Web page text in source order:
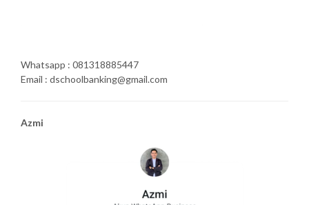
Whatsapp : 081318885447
Email : dschoolbanking@gmail.com
Azmi